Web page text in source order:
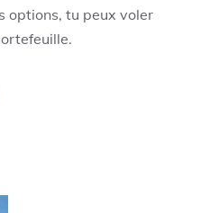
options, tu peux voler